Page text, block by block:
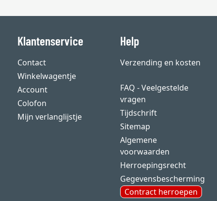
Klantenservice
Contact
Winkelwagentje
Account
Colofon
Mijn verlanglijstje
Help
Verzending en kosten
FAQ - Veelgestelde
vragen
Tijdschrift
Sitemap
Algemene
voorwaarden
Herroepingsrecht
Gegevensbescherming
Contract herroepen